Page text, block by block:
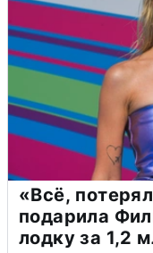
«Всё,
подарила
лодку за 1,2